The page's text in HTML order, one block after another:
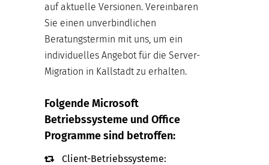
auf aktuelle Versionen. Vereinbaren
Sie einen unverbindlichen
Beratungstermin mit uns, um ein
individuelles Angebot für die Server-
Migration in Kallstadt zu erhalten.
Folgende Microsoft
Betriebssysteme und Office
Programme sind betroffen:
Client-Betriebssysteme: